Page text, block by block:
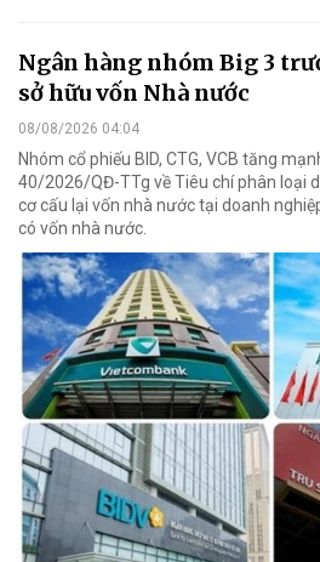
Ngân hàng nhóm Big 3
sở hữu vốn Nhà nước
08/08/2026 04:04
Nhóm cổ phiếu BID, CTG, VCB tăng
40/2026/QĐ-TTg về Tiêu chí phân loại
cơ cấu lại vốn nhà nước tại doanh
có vốn nhà nước.